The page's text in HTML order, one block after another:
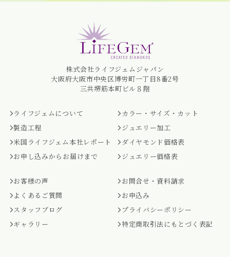
株式会社ライフジェムジャパン
大阪府大阪市中央区博労町一丁目8番2号
三共堺筋本町ビル８階
ライフジェムについて
製造工程
米国ライフジェム本社レポート
お申し込みからお届けまで
カラー・サイズ・カット
ジュエリー加工
ダイヤモンド価格表
ジュエリー価格表
お客様の声
よくあるご質問
スタッフブログ
ギャラリー
お問合せ・資料請求
お申込み
プライバシーポリシー
特定商取引法にもとづく表記